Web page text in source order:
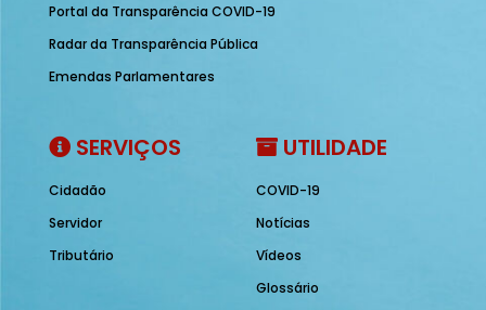
Portal da Transparência COVID-19
Radar da Transparência Pública
Emendas Parlamentares
SERVIÇOS
Cidadão
Servidor
Tributário
UTILIDADE
COVID-19
Notícias
Vídeos
Glossário